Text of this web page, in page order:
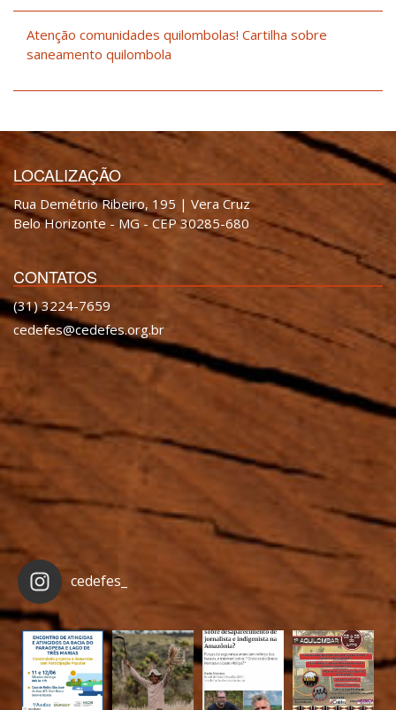
Atenção comunidades quilombolas! Cartilha sobre
saneamento quilombola
LOCALIZAÇÃO
Rua Demétrio Ribeiro, 195 | Vera Cruz
Belo Horizonte - MG - CEP 30285-680
CONTATOS
(31) 3224-7659
cedefes@cedefes.org.br
cedefes_